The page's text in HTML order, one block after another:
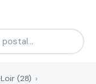
(28)